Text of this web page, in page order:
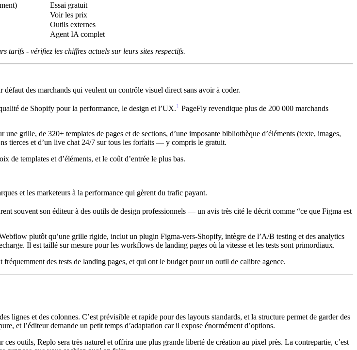
Essai gratuit
Voir les prix
Outils externes
Agent IA complet
tarifs - vérifiez les chiffres actuels sur leurs sites respectifs.
des marchands qui veulent un contrôle visuel direct sans avoir à coder.
de Shopify pour la performance, le design et l’UX.1 PageFly revendique plus de 200 000 marchands
une grille, de 320+ templates de pages et de sections, d’une imposante bibliothèque d’éléments (texte, images,
tierces et d’un live chat 24/7 sur tous les forfaits — y compris le gratuit.
de templates et d’éléments, et le coût d’entrée le plus bas.
et les marketeurs à la performance qui gèrent du trafic payant.
souvent son éditeur à des outils de design professionnels — un avis très cité le décrit comme “ce que Figma est
plutôt qu’une grille rigide, inclut un plugin Figma-vers-Shopify, intègre de l’A/B testing et des analytics
Il est taillé sur mesure pour les workflows de landing pages où la vitesse et les tests sont primordiaux.
des tests de landing pages, et qui ont le budget pour un outil de calibre agence.
lignes et des colonnes. C’est prévisible et rapide pour des layouts standards, et la structure permet de garder des
et l’éditeur demande un petit temps d’adaptation car il expose énormément d’options.
outils, Replo sera très naturel et offrira une plus grande liberté de création au pixel près. La contrepartie, c’est